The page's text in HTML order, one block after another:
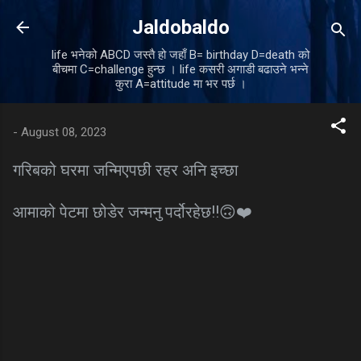
Skip to main content
Jaldobaldo
life भनेको ABCD जस्तै हो जहाँ B= birthday D=death को
बीचमा C=challenge हुन्छ । life कसरी अगाडी बढाउने भन्ने
कुरा A=attitude मा भर पर्छ ।
- August 08, 2023
गरिबको घरमा जन्मिएपछी रहर अनि इच्छा
आमाको पेटमा छोडेर जन्मनु पर्दोरहेछ!!🙃❤️